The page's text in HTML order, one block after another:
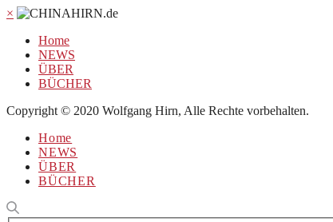
×
Home
NEWS
ÜBER
BÜCHER
Copyright © 2020 Wolfgang Hirn, Alle Rechte vorbehalten.
Home
NEWS
ÜBER
BÜCHER